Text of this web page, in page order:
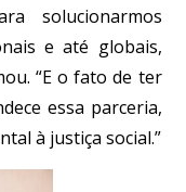
solucionarmos
e até globais,
“E o fato de ter
essa parceria,
à justiça social.”